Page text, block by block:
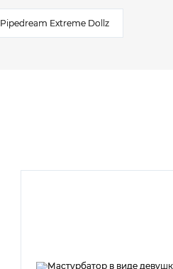
Pipedream Extreme Dollz